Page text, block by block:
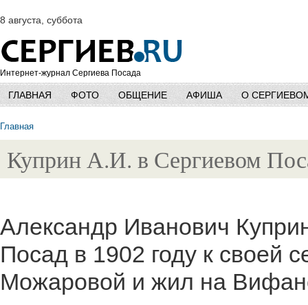
8 августа, суббота
Интернет-журнал Сергиева Посада
ГЛАВНАЯ ФОТО ОБЩЕНИЕ АФИША О
Главная
Куприн А.И. в Сергиевом
Александр Иванович
Посад в 1902 году к своей
Можаровой и жил на